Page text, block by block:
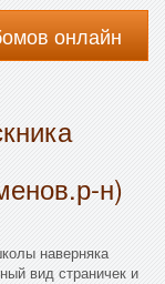
онлайн
н)
наверняка
вид страничек и